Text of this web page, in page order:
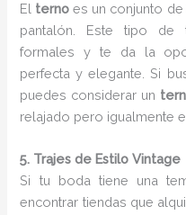
El terno es un conjunto
pantalón. Este tipo de
formales y te da la
perfecta y elegante. Si
puedes considerar un
relajado pero igualmente
5. Trajes de Estilo Vintage
Si tu boda tiene una
encontrar tiendas que